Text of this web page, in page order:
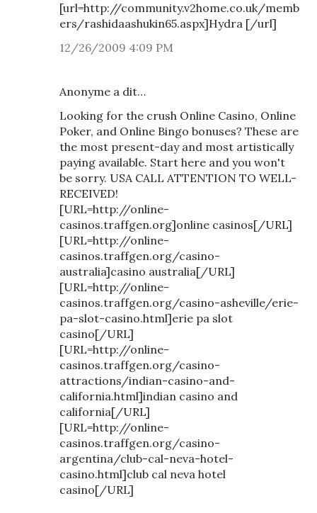
[url=http://community.v2home.co.uk/memb
ers/rashidaashukin65.aspx]Hydra [/url]
12/26/2009 4:09 PM
Anonyme a dit…
Looking for the crush Online Casino, Online
Poker, and Online Bingo bonuses? These are
the most present-day and most artistically
paying available. Start here and you won't
be sorry. USA CALL ATTENTION TO WELL-
RECEIVED!
[URL=http://online-
casinos.traffgen.org]online casinos[/URL]
[URL=http://online-
casinos.traffgen.org/casino-
australia]casino australia[/URL]
[URL=http://online-
casinos.traffgen.org/casino-asheville/erie-
pa-slot-casino.html]erie pa slot
casino[/URL]
[URL=http://online-
casinos.traffgen.org/casino-
attractions/indian-casino-and-
california.html]indian casino and
california[/URL]
[URL=http://online-
casinos.traffgen.org/casino-
argentina/club-cal-neva-hotel-
casino.html]club cal neva hotel
casino[/URL]